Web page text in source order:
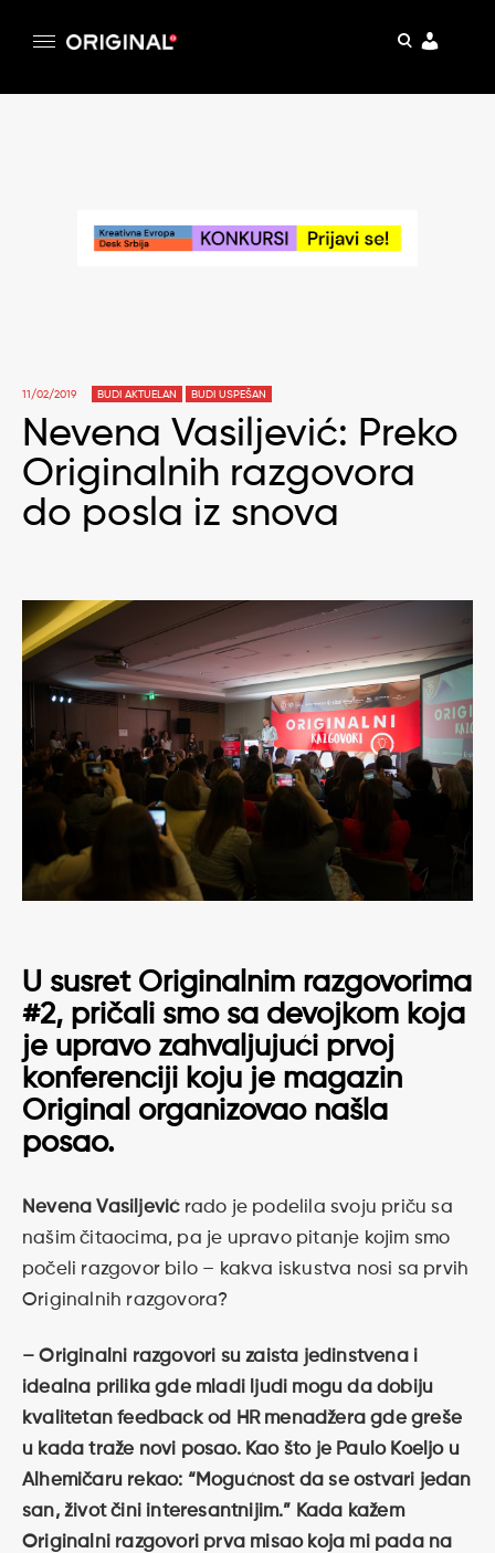
pretraga
11/02/2019 BUDI AKTUELAN BUDI USPEŠAN
Nevena Vasiljević: Preko
Originalnih razgovora
do posla iz snova
U susret Originalnim razgovorima
#2, pričali smo sa devojkom koja
je upravo zahvaljujući prvoj
konferenciji koju je magazin
Original organizovao našla
posao.
Nevena Vasiljević rado je podelila svoju priču sa
našim čitaocima, pa je upravo pitanje kojim smo
počeli razgovor bilo – kakva iskustva nosi sa prvih
Originalnih razgovora?
– Originalni razgovori su zaista jedinstvena i
idealna prilika gde mladi ljudi mogu da dobiju
kvalitetan feedback od HR menadžera gde greše
u kada traže novi posao. Kao što je Paulo Koeljo u
Alhemičaru rekao: “Mogućnost da se ostvari jedan
san, život čini interesantnijim.” Kada kažem
Originalni razgovori prva misao koja mi pada na